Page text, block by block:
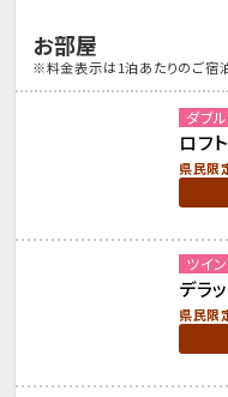
お部屋
※料金表示は1泊あたりのご宿
ダブル
ロフ
県民限
ツイン
デラ
県民限